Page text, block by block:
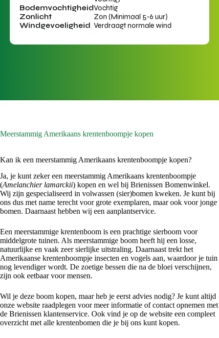
BodemvochtigheidVochtig
Zonlicht
Zon (Minimaal 5-6 uur)
Windgevoeligheid Verdraagt normale wind
Meerstammig Amerikaans krentenboompje kopen
Kan ik een meerstammig Amerikaans krentenboompje kopen?
Ja, je kunt zeker een meerstammig Amerikaans krentenboompje
(Amelanchier lamarckii) kopen en wel bij Brienissen Bomenwinkel.
Wij zijn gespecialiseerd in volwassen (sier)bomen kweken. Je kunt bij
ons dus met name terecht voor grote exemplaren, maar ook voor jonge
bomen. Daarnaast hebben wij een aanplantservice.
Een meerstammige krentenboom is een prachtige sierboom voor
middelgrote tuinen. Als meerstammige boom heeft hij een losse,
natuurlijke en vaak zeer sierlijke uitstraling. Daarnaast trekt het
Amerikaanse krentenboompje insecten en vogels aan, waardoor je tuin
nog levendiger wordt. De zoetige bessen die na de bloei verschijnen,
zijn ook eetbaar voor mensen.
Wil je deze boom kopen, maar heb je eerst advies nodig? Je kunt altijd
onze website raadplegen voor meer informatie of contact opnemen met
de Brienissen klantenservice. Ook vind je op de website een compleet
overzicht met alle krentenbomen die je bij ons kunt kopen.